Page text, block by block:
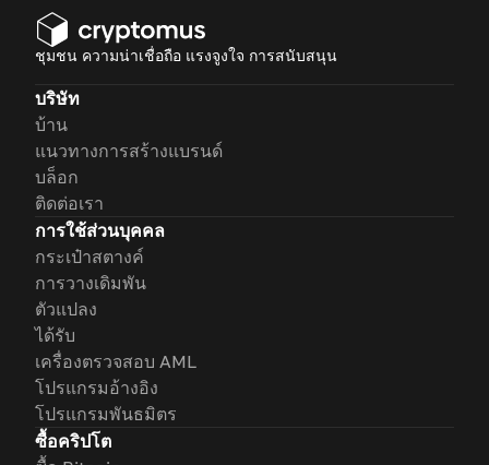
ชุมชน ความน่าเชื่อถือ แรงจูงใจ การสนับสนุน
บริษัท
บ้าน
แนวทางการสร้างแบรนด์
บล็อก
ติดต่อเรา
การใช้ส่วนบุคคล
กระเป๋าสตางค์
การวางเดิมพัน
ตัวแปลง
ได้รับ
เครื่องตรวจสอบ AML
โปรแกรมอ้างอิง
โปรแกรมพันธมิตร
ซื้อคริปโต